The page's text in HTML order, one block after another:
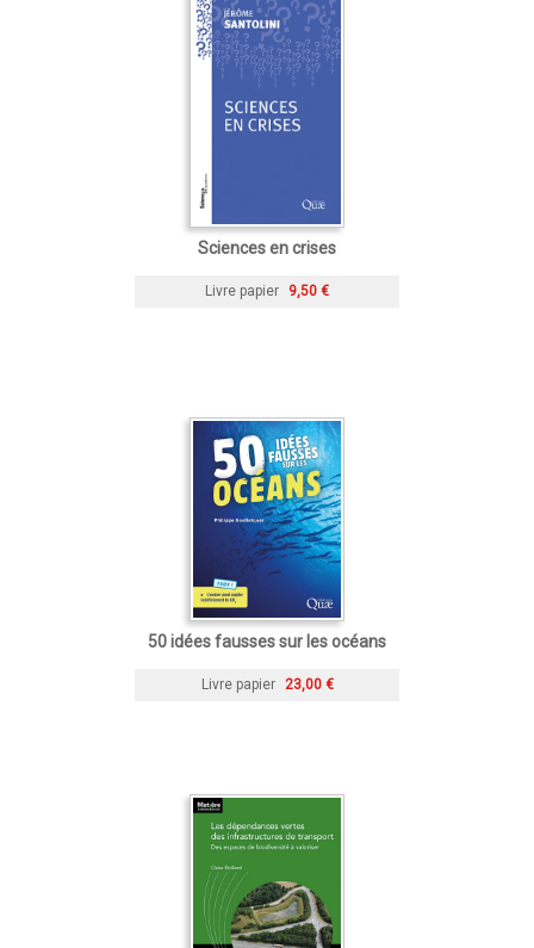
Sciences en crises
Livre papier 9,50 €
50 idées fausses sur les océans
Livre papier 23,00 €